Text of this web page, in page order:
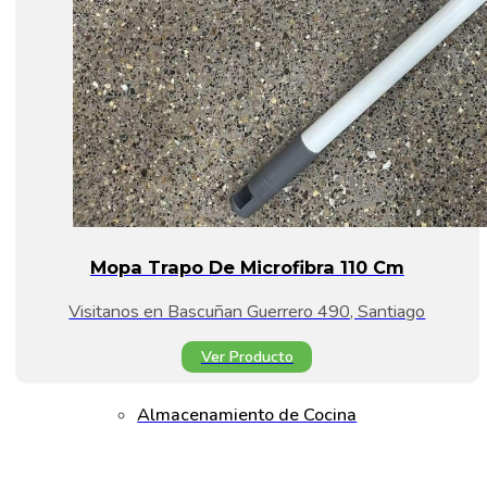
Mopa Trapo De Microfibra 110 Cm
Visitanos en Bascuñan Guerrero 490, Santiago
Ver Producto
Almacenamiento de Cocina